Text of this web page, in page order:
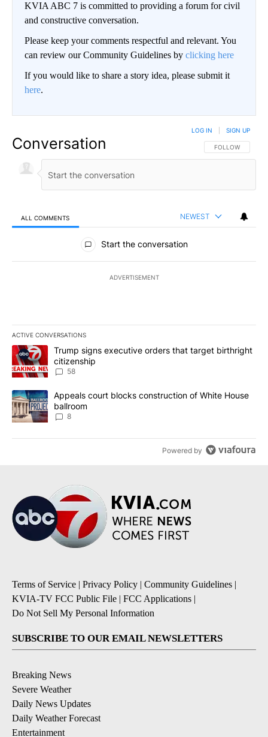
KVIA ABC 7 is committed to providing a forum for civil
and constructive conversation.
Please keep your comments respectful and relevant. You
can review our Community Guidelines by clicking here
If you would like to share a story idea, please submit it
here.
Conversation FOLLOW THIS
FOLLOW
LOG IN SIGN UP
ALL COMMENTS NEWEST
All Comments
Start the conversation
ADVERTISEMENT
ACTIVE CONVERSATIONS
The following is a list of the most commented articles in the last
A trending article titled "Trump signs executive orders that
Trump signs executive orders that target birthright
citizenship
58
A trending article titled "Appeals court blocks construction of
Appeals court blocks construction of White House
ballroom
8
Powered by
Terms of Service | Privacy Policy | Community Guidelines |
KVIA-TV FCC Public File | FCC Applications |
Do Not Sell My Personal Information
SUBSCRIBE TO OUR EMAIL NEWSLETTERS
Breaking News
Severe Weather
Daily News Updates
Daily Weather Forecast
Entertainment